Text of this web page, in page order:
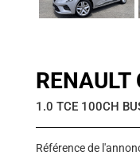
RENAULT
1.0 TCE 100CH
Référence de